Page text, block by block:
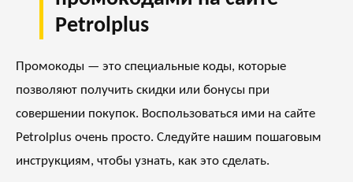
Petrolplus
Промокоды — это специальные коды, которые
позволяют получить скидки или бонусы при
совершении покупок. Воспользоваться ими на сайте
Petrolplus очень просто. Следуйте нашим пошаговым
инструкциям, чтобы узнать, как это сделать.